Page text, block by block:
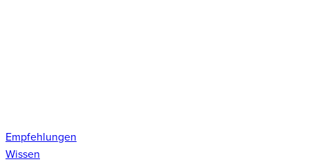
Empfehlungen
Wissen